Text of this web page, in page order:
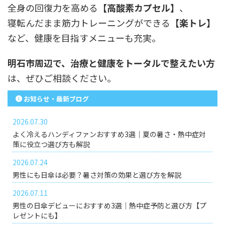
全身の回復力を高める 【高酸素カプセル】 、
寝転んだまま筋力トレーニングができる 【楽トレ】
など、健康を目指すメニューも充実。
明石市周辺で、治療と健康をトータルで整えたい方
は、ぜひご相談ください。
お知らせ・最新ブログ
2026.07.30
よく冷えるハンディファンおすすめ3選｜夏の暑さ・熱中症対
策に役立つ選び方も解説
2026.07.24
男性にも日傘は必要？暑さ対策の効果と選び方を解説
2026.07.11
男性の日傘デビューにおすすめ3選｜熱中症予防と選び方【プ
レゼントにも】